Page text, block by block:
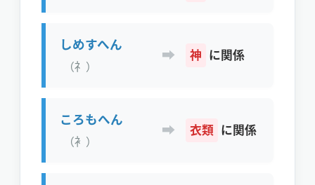
しめすへん
（礻）
➡ 神 に関係
ころもへん
（衤）
➡ 衣類 に関係